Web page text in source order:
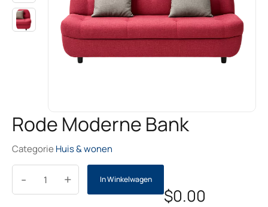
Rode Moderne Bank
Categorie Huis & wonen
+
- In Winkelwagen
$0.00